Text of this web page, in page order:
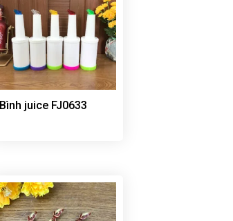
Bình juice FJ0633